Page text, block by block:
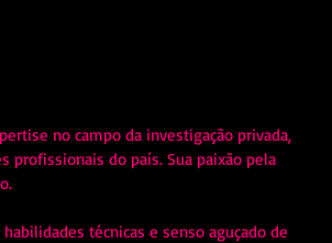
no campo da investigação privada,
profissionais do país. Sua paixão pela
técnicas e senso aguçado de